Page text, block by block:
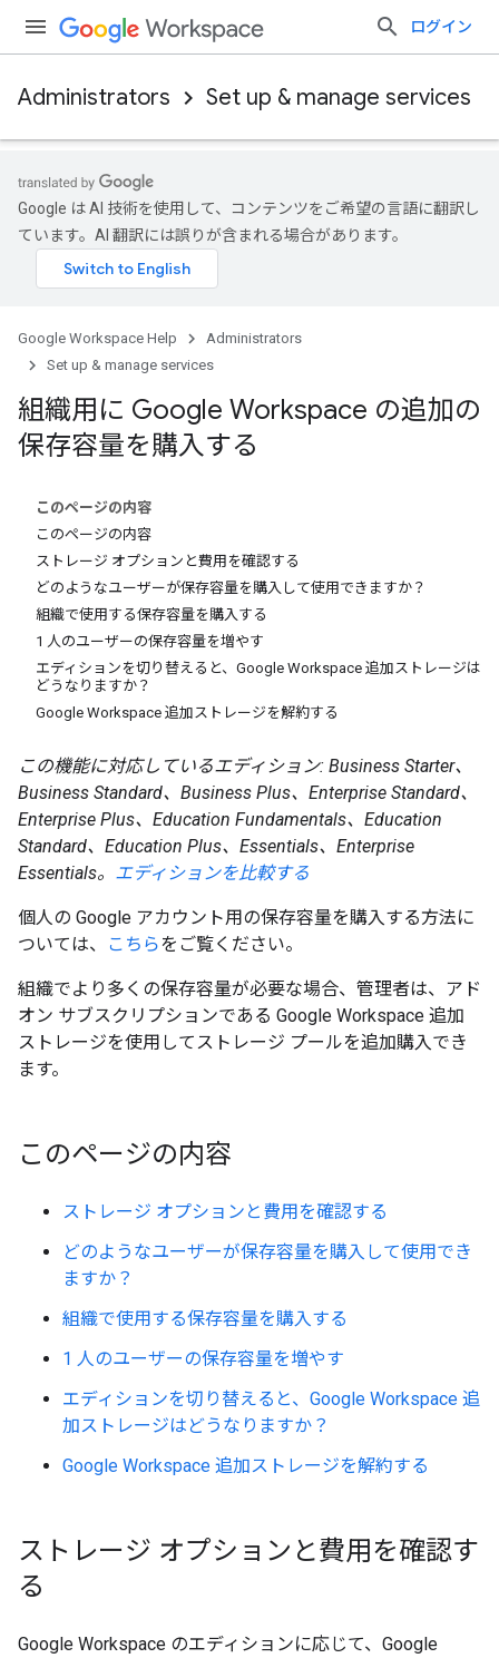
ログイン
Administrators Set up & manage services
Google は AI 技術を使用して、コンテンツをご希望の言語に翻訳し
ています。AI 翻訳には誤りが含まれる場合があります。
Google Workspace Help
Administrators
Set up & manage services
組織用に Google Workspace の追加の
保存容量を購入する
このページの内容
このページの内容
ストレージ オプションと費用を確認する
どのようなユーザーが保存容量を購入して使用できますか？
組織で使用する保存容量を購入する
1 人のユーザーの保存容量を増やす
エディションを切り替えると、Google Workspace 追加ストレージは
どうなりますか？
Google Workspace 追加ストレージを解約する
この機能に対応しているエディション: Business Starter、
Business Standard、Business Plus、Enterprise Standard、
Enterprise Plus、Education Fundamentals、Education
Standard、Education Plus、Essentials、Enterprise
Essentials。 エディションを比較する
個人の Google アカウント用の保存容量を購入する方法に
ついては、
こちらをご覧ください。
組織でより多くの保存容量が必要な場合、管理者は、アド
オン サブスクリプションである Google Workspace 追加
ストレージを使用してストレージ プールを追加購入でき
ます。
このページの内容
ストレージ オプションと費用を確認する
どのようなユーザーが保存容量を購入して使用でき
ますか？
組織で使用する保存容量を購入する
1 人のユーザーの保存容量を増やす
エディションを切り替えると、Google Workspace 追
加ストレージはどうなりますか？
Google Workspace 追加ストレージを解約する
ストレージ オプションと費用を確認す
る
Google Workspace のエディションに応じて、Google